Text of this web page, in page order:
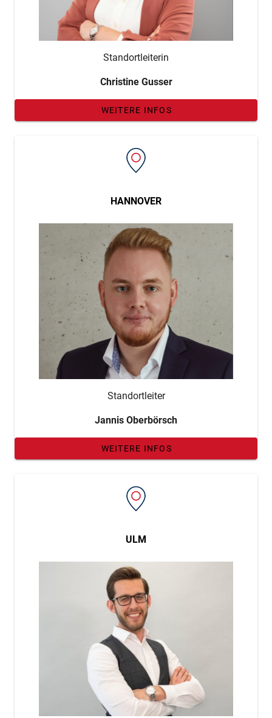
Standortleiterin
Christine Gusser
WEITERE INFOS
HANNOVER
Standortleiter
Jannis Oberbörsch
WEITERE INFOS
ULM